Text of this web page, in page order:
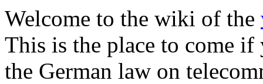
Welcome to the wiki of the
This is the place to come
the German law on